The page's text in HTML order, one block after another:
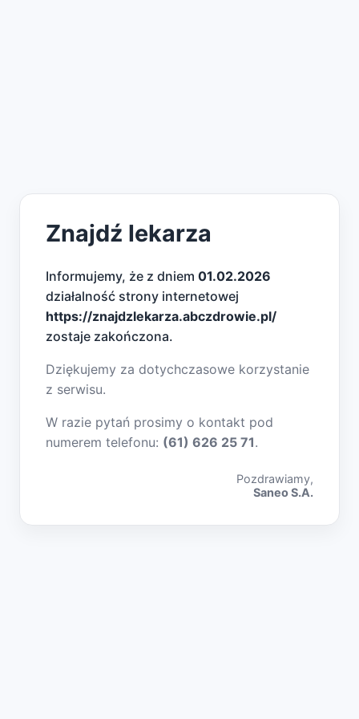
Znajdź lekarza
Informujemy, że z dniem 01.02.2026
działalność strony internetowej
https://znajdzlekarza.abczdrowie.pl/
zostaje zakończona.
Dziękujemy za dotychczasowe korzystanie
z serwisu.
W razie pytań prosimy o kontakt pod
numerem telefonu: (61) 626 25 71.
Pozdrawiamy,
Saneo S.A.